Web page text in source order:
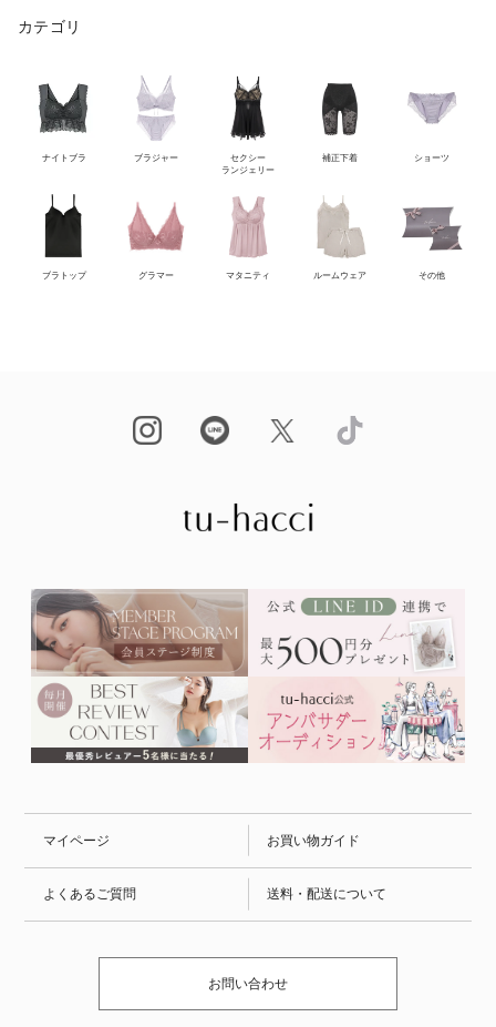
カテゴリ
ナイトブラ ブラジャー
セクシー
ランジェリー
補正下着 ショーツ
ブラトップ グラマー マタニティ ルームウェア その他
マイページ お買い物ガイド
よくあるご質問 送料・配送について
お問い合わせ